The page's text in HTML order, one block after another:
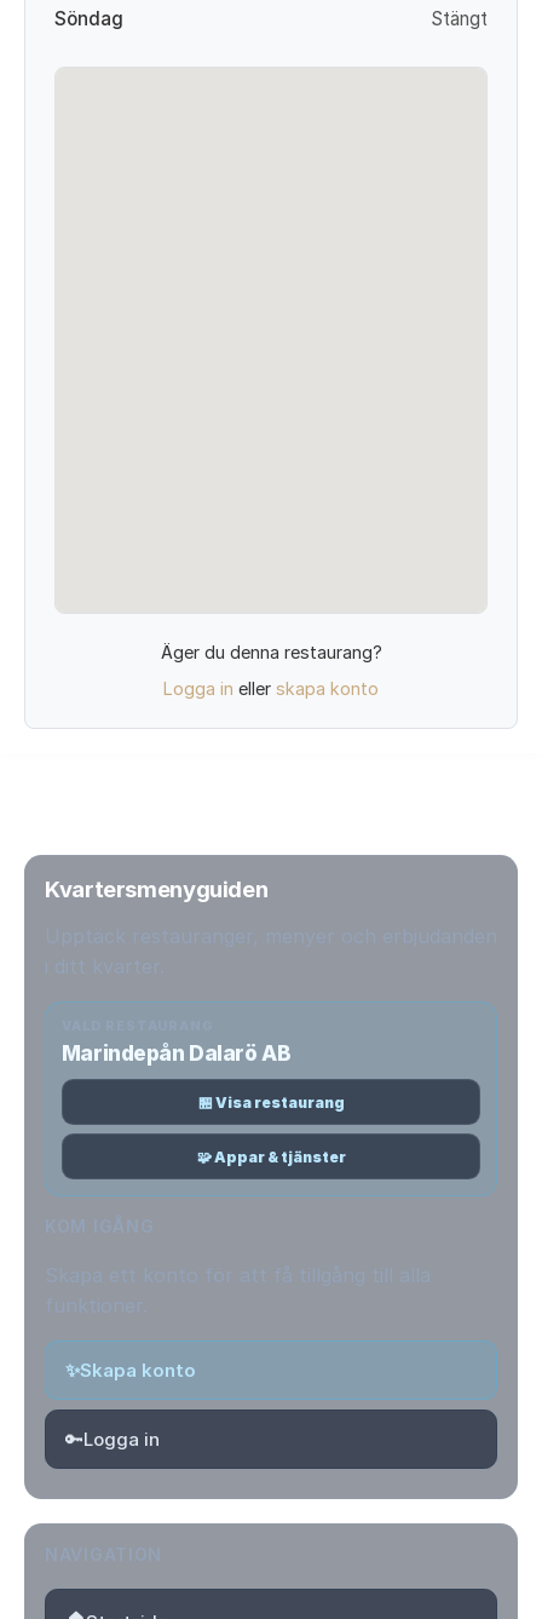
Söndag
Stängt
Äger du denna restaurang?
Logga in eller skapa konto
Kvartersmenyguiden
Marindepån Dalarö AB
🏪 Visa restaurang
🧩 Appar & tjänster
✨Skapa konto
🔑Logga in